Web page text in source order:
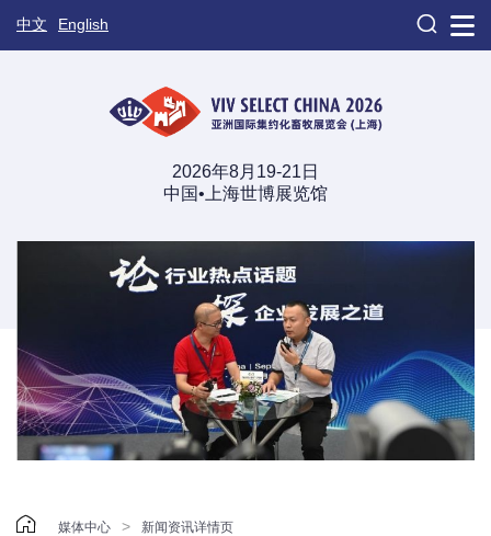
中文 English 
2026年8月19-21日
中国•上海世博展览馆
 媒体中心 > 新闻资讯详情页